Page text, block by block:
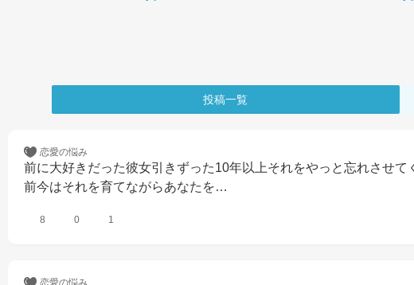
投稿一覧
恋愛の悩み
前に大好きだった彼女引きずった10年以上それをやっと忘れさせ
前今はそれを育てながらあなたを…
8 0 1
恋愛の悩み